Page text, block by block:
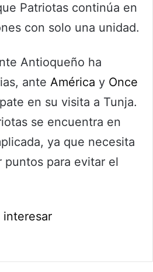
Patriotas continúa en
con solo una unidad.
Antioqueño ha
ante América y Once
en su visita a Tunja.
se encuentra en
ya que necesita
puntos para evitar el
interesar